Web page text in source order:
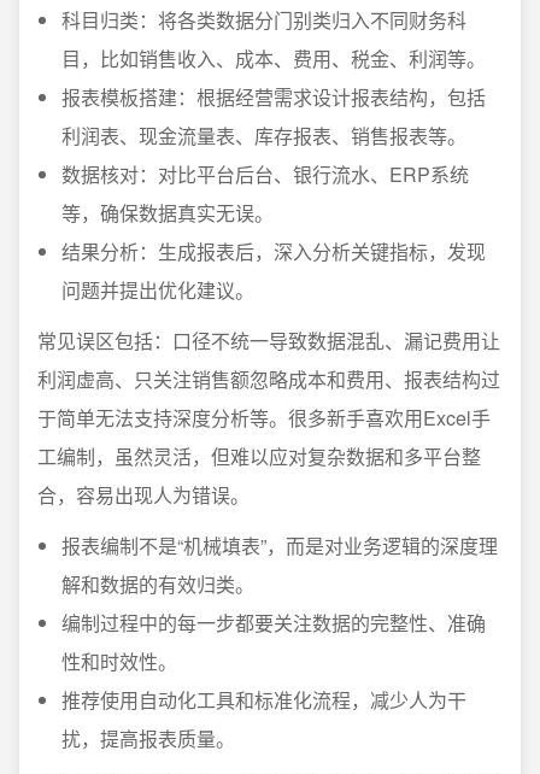
科目归类：将各类数据分门别类归入不同财务科
目，比如销售收入、成本、费用、税金、利润等。
报表模板搭建：根据经营需求设计报表结构，包括
利润表、现金流量表、库存报表、销售报表等。
数据核对：对比平台后台、银行流水、ERP系统
等，确保数据真实无误。
结果分析：生成报表后，深入分析关键指标，发现
问题并提出优化建议。
常见误区包括：口径不统一导致数据混乱、漏记费用让
利润虚高、只关注销售额忽略成本和费用、报表结构过
于简单无法支持深度分析等。很多新手喜欢用Excel手
工编制，虽然灵活，但难以应对复杂数据和多平台整
合，容易出现人为错误。
报表编制不是“机械填表”，而是对业务逻辑的深度理
解和数据的有效归类。
编制过程中的每一步都要关注数据的完整性、准确
性和时效性。
推荐使用自动化工具和标准化流程，减少人为干
扰，提高报表质量。